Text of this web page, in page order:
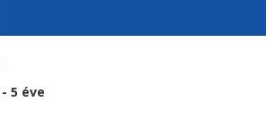
5 éve